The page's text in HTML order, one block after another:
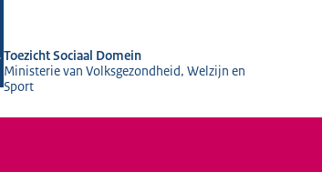
Toezicht Sociaal Domein
Ministerie van Volksgezondheid, Welzijn en
Sport